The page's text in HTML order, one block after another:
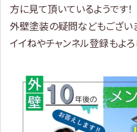
方に見て頂いているようです！
外壁塗装の疑問などもござい
イイねやチャンネル登録もよ